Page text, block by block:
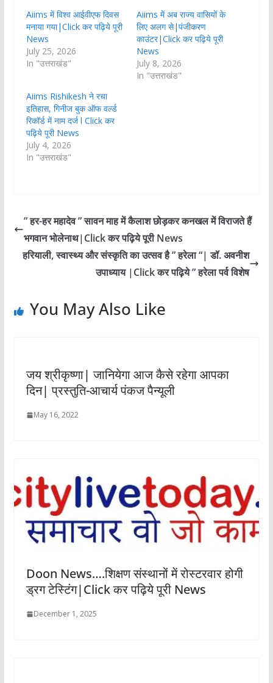
Aiims में विश्व आईवीएफ दिवस
मनाया गया|Click कर पढ़िये पूरी
News
July 25, 2026
In "उत्तराखंड"
Aiims में अब राज्य वासियों के
लिए अलग से|पंजीकरण
काउंटर|Click कर पढ़िये पूरी
News
July 8, 2026
In "उत्तराखंड"
Aiims Rishikesh ने रचा
इतिहास, गिनीज बुक ऑफ वर्ल्ड
रिकॉर्ड में नाम दर्ज l Click कर
पढ़िये पूरी News
July 4, 2026
In "उत्तराखंड"
” हर-हर महादेव ” सावन माह में कैलाश छोड़कर कनखल में विराजते हैं
भगवान भोलेनाथ|Click कर पढ़िये पूरी News
‎हरियाली, स्वास्थ्य और संस्कृति का उत्सव है ” हरेला “| डॉ. अवनीश
उपाध्याय |Click कर पढ़िये ” हरेला पर्व विशेष
You May Also Like
जय श्रीकृष्णा| जानियेगा आज कैसे रहेगा आपका
दिन| प्रस्तुति-आचार्य पंकज पैन्यूली
May 16, 2022
Doon News….शिक्षण संस्थानों में रोस्टरवार होगी
ड्रग टेस्टिंग|Click कर पढ़िये पूरी News
December 1, 2025